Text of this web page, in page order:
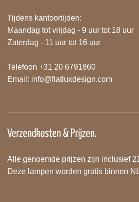
Tijdens kantoortijden:
Maandag tot vrijdag - 9 uur tot 18 uur
Zaterdag - 11 uur tot 16 uur
Telefoon +31 20 6791860
Email: info@fiatluxdesign.com
Verzendkosten & Prijzen.
Alle genoemde prijzen zijn inclusief
Deze lampen worden gratis binnen